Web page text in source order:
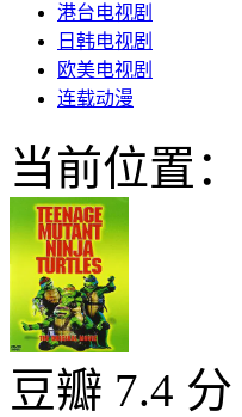
港台电视剧
日韩电视剧
欧美电视剧
连载动漫
当前位置：
豆瓣 7.4 分